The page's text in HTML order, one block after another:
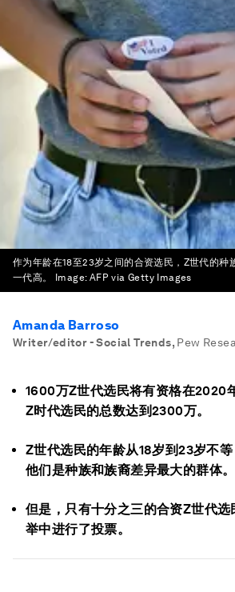
作为年龄在18至23岁之间的合资选民，Z世代的种
一代高。
Image: AFP via Getty Images
Amanda Barroso
Writer/editor - Social Trends, Pew
1600万Z世代选民将有资格在2020
Z时代选民的总数达到2300万。
Z世代选民的年龄从18岁到23岁不等
他们是种族和族裔差异最大的群体。
但是，只有十分之三的合资Z世代
举中进行了投票。